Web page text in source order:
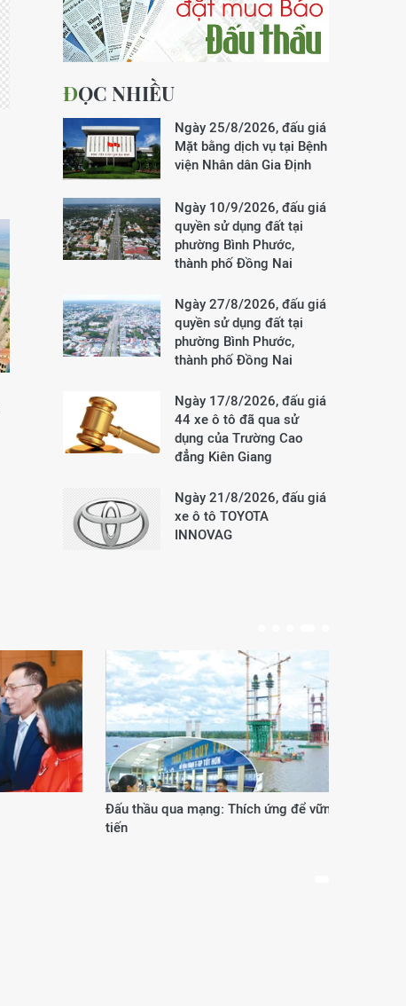
ĐỌC NHIỀU
Ngày 25/8/2026, đấu giá
Mặt bằng dịch vụ tại Bệnh
viện Nhân dân Gia Định
Ngày 10/9/2026, đấu giá
quyền sử dụng đất tại
phường Bình Phước,
thành phố Đồng Nai
Ngày 27/8/2026, đấu giá
quyền sử dụng đất tại
phường Bình Phước,
thành phố Đồng Nai
Ngày 17/8/2026, đấu giá
44 xe ô tô đã qua sử
dụng của Trường Cao
đẳng Kiên Giang
Ngày 21/8/2026, đấu giá
xe ô tô TOYOTA
INNOVAG
Đấu thầu qua mạng: Thích ứng để vững
tiến